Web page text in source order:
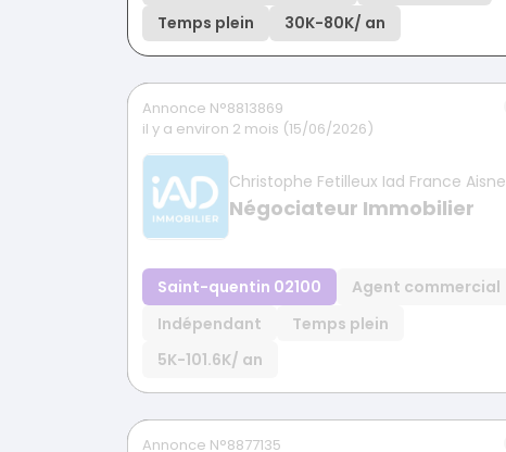
Temps plein
30K-80K/ an
Annonce N°8813869
il y a environ 2 mois (15/06/2026)
Christophe Fetilleux Iad France Aisne
Négociateur Immobilier
Saint-quentin 02100
Agent commercial
Indépendant
Temps plein
5K-101.6K/ an
Annonce N°8877135